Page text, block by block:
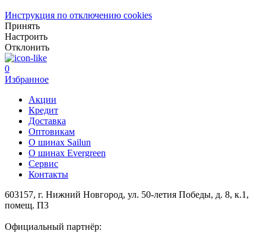
Инструкция по отключению cookies
Принять
Настроить
Отклонить
0
Избранное
Акции
Кредит
Доставка
Оптовикам
О шинах Sailun
О шинах Evergreen
Сервис
Контакты
603157, г. Нижний Новгород, ул. 50-летия Победы, д. 8, к.1,
помещ. П3
Официальный партнёр: